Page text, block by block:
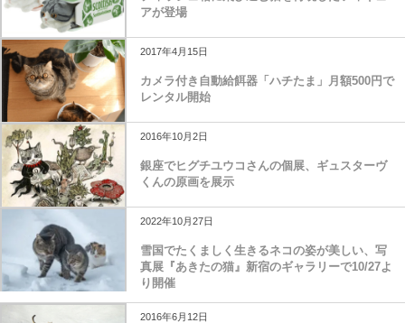
アが登場
2017年4月15日
カメラ付き自動給餌器「ハチたま」月額500円で
レンタル開始
2016年10月2日
銀座でヒグチユウコさんの個展、ギュスターヴ
くんの原画を展示
2022年10月27日
雪国でたくましく生きるネコの姿が美しい、写
真展『あきたの猫』新宿のギャラリーで10/27よ
り開催
2016年6月12日